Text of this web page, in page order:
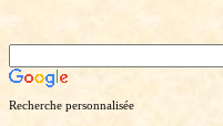
Recherche personnalisée